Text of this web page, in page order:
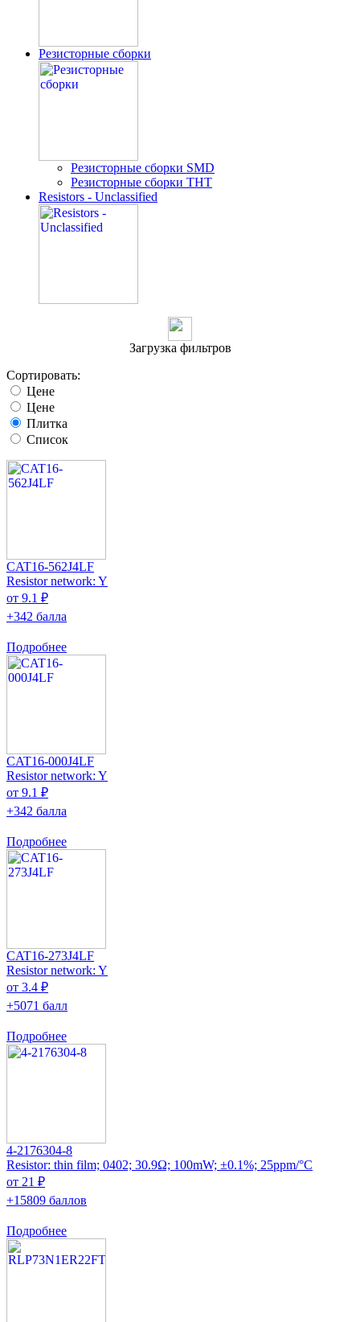
Резисторные сборки
Резисторные сборки SMD
Резисторные сборки THT
Resistors - Unclassified
Загрузка фильтров
Сортировать:
Цене
Цене
Плитка
Список
CAT16-562J4LF
Resistor network: Y
от 9.1 ₽
+342 балла
Подробнее
CAT16-000J4LF
Resistor network: Y
от 9.1 ₽
+342 балла
Подробнее
CAT16-273J4LF
Resistor network: Y
от 3.4 ₽
+5071 балл
Подробнее
4-2176304-8
Resistor: thin film; 0402; 30.9Ω; 100mW; ±0.1%; 25ppm/°C
от 21 ₽
+15809 баллов
Подробнее